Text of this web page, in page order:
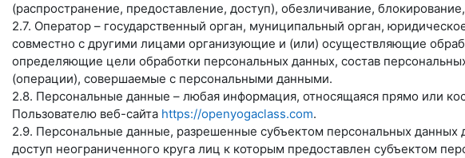
(распространение, предоставление, доступ), обезличивание,
2.7. Оператор – государственный орган, муниципальный орган,
совместно с другими лицами организующие и (или) осуществляющие
определяющие цели обработки персональных данных, состав
(операции), совершаемые с персональными данными.
2.8. Персональные данные – любая информация, относящаяся прямо или
Пользователю веб-сайта https://openyogaclass.com.
2.9. Персональные данные, разрешенные субъектом персональных данных
доступ неограниченного круга лиц к которым предоставлен субъектом